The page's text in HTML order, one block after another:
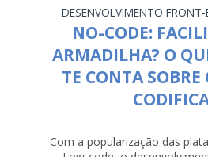
DESENVOLVIMENTO FRONT-
NO-CODE:
ARMADILHA? O
TE CONTA SOBRE
Com a popularização das